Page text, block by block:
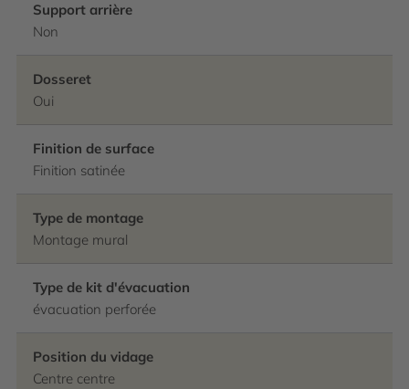
Support arrière
Non
Dosseret
Oui
Finition de surface
Finition satinée
Type de montage
Montage mural
Type de kit d'évacuation
évacuation perforée
Position du vidage
Centre centre